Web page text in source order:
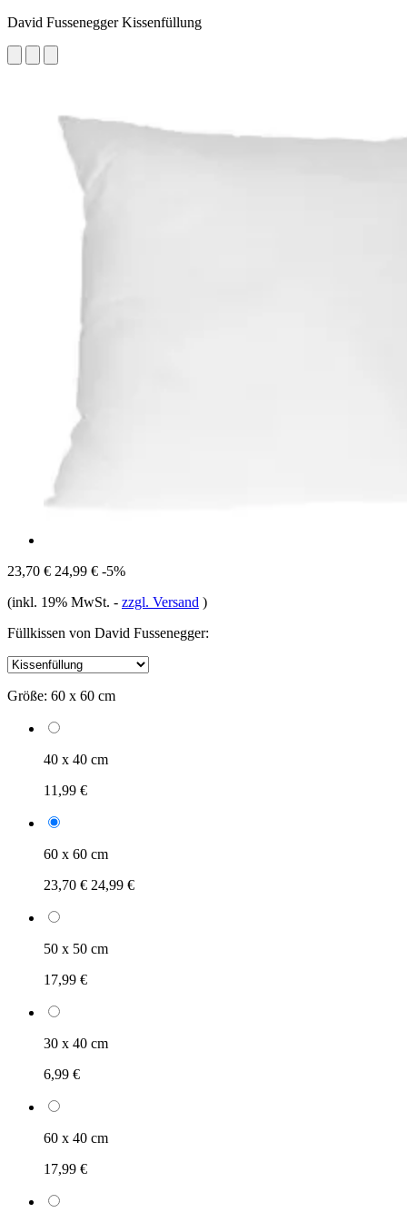
David Fussenegger Kissenfüllung
23,70 € 24,99 € -5%
(inkl. 19% MwSt. - zzgl. Versand )
Füllkissen von David Fussenegger:
Größe: 60 x 60 cm
40 x 40 cm
11,99 €
60 x 60 cm
23,70 € 24,99 €
50 x 50 cm
17,99 €
30 x 40 cm
6,99 €
60 x 40 cm
17,99 €